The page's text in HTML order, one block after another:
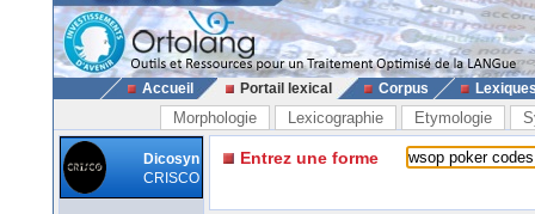
Accueil Portail lexical Corpus
Morphologie Lexicographie Etymologie
Dicosyn
CRISCO
Entrez une forme